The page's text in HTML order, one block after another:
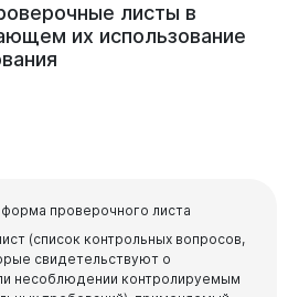
листы в
их использование
проверочного листа
(список контрольных вопросов,
свидетельствуют о
несоблюдении контролируемым